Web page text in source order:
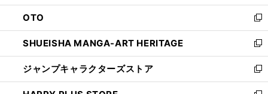
ウ
で
開
く
ン
ド
ウ
で
開
く
OTO
新
し
い
ウ
ィ
ン
SHUEISHA MANGA-ART HERITAGE
新
し
い
ウ
ジャンプキャラクターズストア
新
し